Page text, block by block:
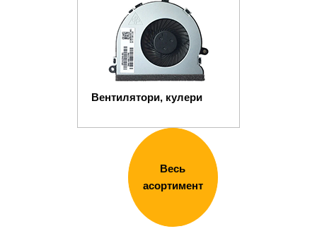
Вентилятори, кулери
Весь
асортимент